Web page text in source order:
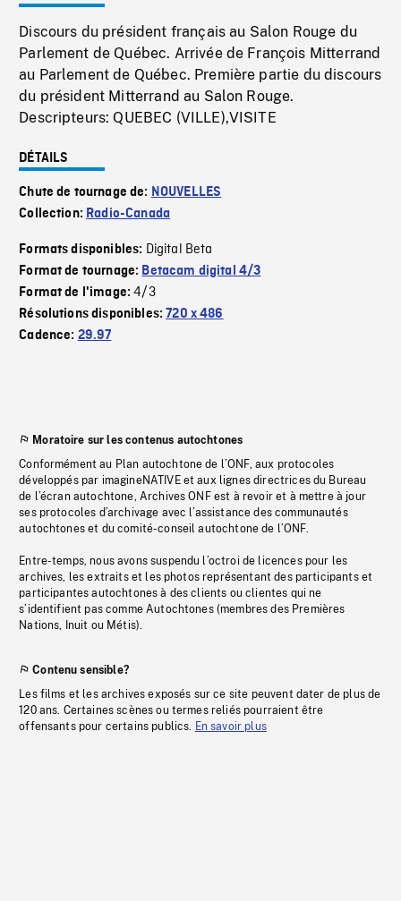
Discours du président français au Salon Rouge du
Parlement de Québec. Arrivée de François Mitterrand
au Parlement de Québec. Première partie du discours
du président Mitterrand au Salon Rouge.
Descripteurs: QUEBEC (VILLE),VISITE
DÉTAILS
Chute de tournage de: NOUVELLES
Collection: Radio-Canada
Formats disponibles: Digital Beta
Format de tournage: Betacam digital 4/3
Format de l'image:4/3
Résolutions disponibles:720 x 486
Cadence: 29.97
Moratoire sur les contenus autochtones
Conformément au Plan autochtone de l’ONF, aux protocoles
développés par imagineNATIVE et aux lignes directrices du Bureau
de l’écran autochtone, Archives ONF est à revoir et à mettre à jour
ses protocoles d’archivage avec l’assistance des communautés
autochtones et du comité-conseil autochtone de l’ONF.
Entre-temps, nous avons suspendu l’octroi de licences pour les
archives, les extraits et les photos représentant des participants et
participantes autochtones à des clients ou clientes qui ne
s’identifient pas comme Autochtones (membres des Premières
Nations, Inuit ou Métis).
Contenu sensible?
Les films et les archives exposés sur ce site peuvent dater de plus de
120 ans. Certaines scènes ou termes reliés pourraient être
offensants pour certains publics. En savoir plus